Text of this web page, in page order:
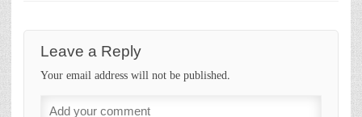
Leave a Reply
Your email address will not be published.